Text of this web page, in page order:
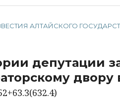
АЛТАЙСКОГО
депутации
двору в